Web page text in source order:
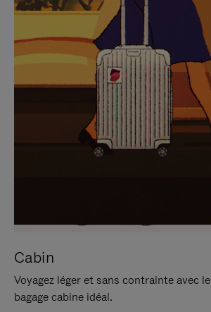
SUR
POUR
METTRE
PAUSE
VEUILLEZ
CLIQUER
POUR
RÉACTIVER
LE
SON
Cabin
Voyagez léger et sans contrainte avec le
bagage cabine idéal.